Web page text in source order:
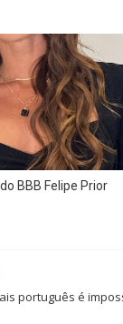
BBB Felipe Prior
português é